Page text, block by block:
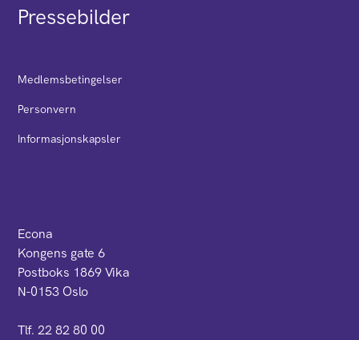
Pressebilder
Medlemsbetingelser
Personvern
Informasjonskapsler
Econa
Kongens gate 6
Postboks 1869 Vika
N-0153 Oslo
Tlf. 22 82 80 00